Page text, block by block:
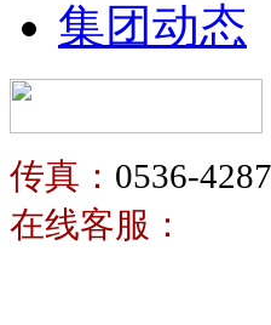
集团动态
传真： 0536-
在线客服：